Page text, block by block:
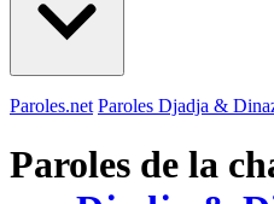
Paroles.net Paroles Djadja &
Paroles de la